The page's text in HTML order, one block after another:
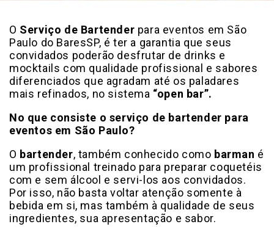
O Serviço de Bartender para eventos em São
Paulo do BaresSP, é ter a garantia que seus
convidados poderão desfrutar de drinks e
mocktails com qualidade profissional e sabores
diferenciados que agradam até os paladares
mais refinados, no sistema “open bar”.
No que consiste o serviço de bartender para
eventos em São Paulo?
O bartender, também conhecido como barman é
um profissional treinado para preparar coquetéis
com e sem álcool e servi-los aos convidados.
Por isso, não basta voltar atenção somente à
bebida em si, mas também à qualidade de seus
ingredientes, sua apresentação e sabor.